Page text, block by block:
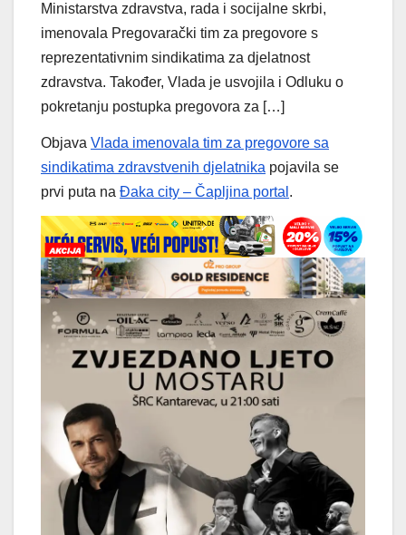
Ministarstva zdravstva, rada i socijalne skrbi,
imenovala Pregovarački tim za pregovore s
reprezentativnim sindikatima za djelatnost
zdravstva. Također, Vlada je usvojila i Odluku o
pokretanju postupka pregovora za […]
Objava Vlada imenovala tim za pregovore sa
sindikatima zdravstvenih djelatnika pojavila se
prvi puta na Đaka city – Čapljina portal .